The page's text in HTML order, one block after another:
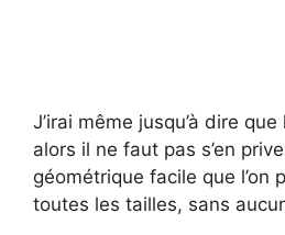
J’irai même jusqu’à dire
alors il ne faut pas s’en
géométrique facile que l’on
toutes les tailles, sans